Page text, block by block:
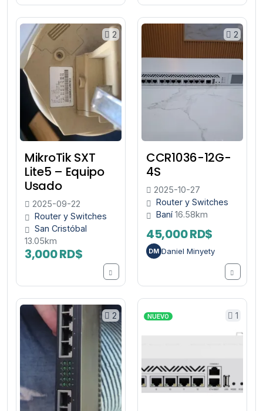
2
MikroTik SXT
Lite5 – Equipo
Usado
2025-09-22
Router y Switches
San Cristóbal
13.05km
3,000 RD$
2
CCR1036-12G-
4S
2025-10-27
Router y Switches
Baní 16.58km
45,000 RD$
DM Daniel Minyety
2 1
NUEVO